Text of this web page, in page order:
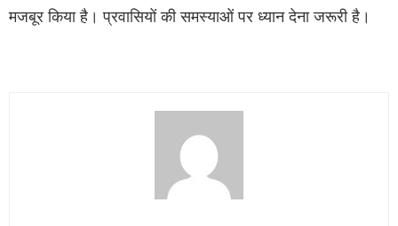
मजबूर किया है। प्रवासियों की समस्याओं पर ध्यान देना जरूरी है।